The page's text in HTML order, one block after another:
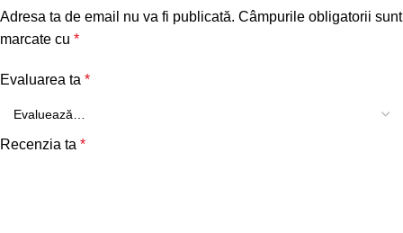
Adresa ta de email nu va fi publicată. Câmpurile obligatorii sunt
marcate cu *
Evaluarea ta *
Recenzia ta *